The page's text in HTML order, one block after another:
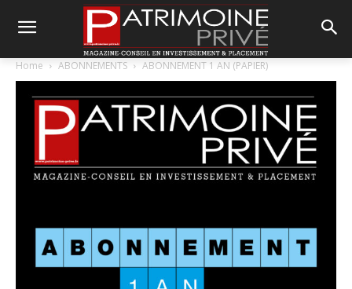
Home ABONNEMENTS ABONNEMENT 1 AN (PAPIER)